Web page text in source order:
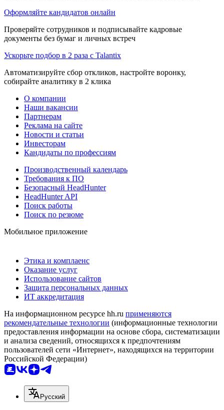
Оформляйте кандидатов онлайн
Проверяйте сотрудников и подписывайте кадровые
документы без бумаг и личных встреч
Ускорьте подбор в 2 раза с Talantix
Автоматизируйте сбор откликов, настройте воронку,
собирайте аналитику в 2 клика
О компании
Наши вакансии
Партнерам
Реклама на сайте
Новости и статьи
Инвесторам
Кандидаты по профессиям
Производственный календарь
Требования к ПО
Безопасный HeadHunter
HeadHunter API
Поиск работы
Поиск по резюме
Мобильное приложение
Этика и комплаенс
Оказание услуг
Использование сайтов
Защита персональных данных
ИТ аккредитация
На информационном ресурсе hh.ru применяются
рекомендательные технологии (информационные технологии
предоставления информации на основе сбора, систематизации
и анализа сведений, относящихся к предпочтениям
пользователей сети «Интернет», находящихся на территории
Российской Федерации)
Русский